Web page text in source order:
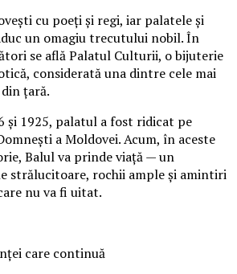
cu poeți și regi, iar palatele și
un omagiu trecutului nobil. În
se află Palatul Culturii, o bijuterie
considerată una dintre cele mai
țară.
și 1925, palatul a fost ridicat pe
a Moldovei. Acum, în aceste
Balul va prinde viață — un
strălucitoare, rochii ample și amintiri
nu va fi uitat.
care continuă